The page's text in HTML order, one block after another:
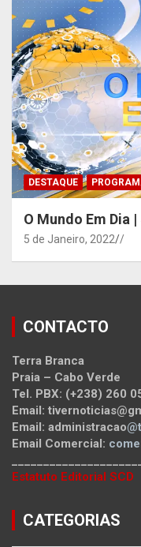
DESTAQUE
O Mundo Em Dia
5 de Janeiro, 2022 /
CONTACTO
Terra Branca
Praia – Cabo Verde
Tel. PBX: (+238) 260
Email:
Email: administracao
Email Comercial:
Estatuto Editorial SCD
CATEGORIAS